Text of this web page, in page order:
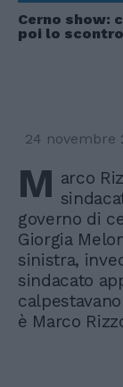
Cerno show:
poi lo scontro
24 novembre
M arco
governo di
Giorgia
sinistra,
sindacato
è Marco